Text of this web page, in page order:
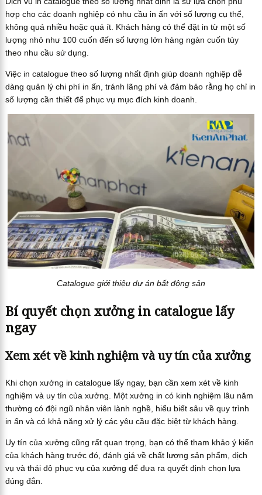
hợp cho các doanh nghiệp có nhu cầu in ấn với số lượng cụ thể,
không quá nhiều hoặc quá ít. Khách hàng có thể đặt in từ một số
lượng nhỏ như 100 cuốn đến số lượng lớn hàng ngàn cuốn tùy
theo nhu cầu sử dụng.
Việc in catalogue theo số lượng nhất định giúp doanh nghiệp dễ
dàng quản lý chi phí in ấn, tránh lãng phí và đảm bảo rằng họ chỉ in
số lượng cần thiết để phục vụ mục đích kinh doanh.
Catalogue giới thiệu dự án bất động sản
Bí quyết chọn xưởng in catalogue lấy
ngay
Xem xét về kinh nghiệm và uy tín của xưởng
Khi chọn xưởng in catalogue lấy ngay, bạn cần xem xét về kinh
nghiệm và uy tín của xưởng. Một xưởng in có kinh nghiệm lâu năm
thường có đội ngũ nhân viên lành nghề, hiểu biết sâu về quy trình
in ấn và có khả năng xử lý các yêu cầu đặc biệt từ khách hàng.
Uy tín của xưởng cũng rất quan trọng, bạn có thể tham khảo ý kiến
của khách hàng trước đó, đánh giá về chất lượng sản phẩm, dịch
vụ và thái độ phục vụ của xưởng để đưa ra quyết định chọn lựa
đúng đắn.